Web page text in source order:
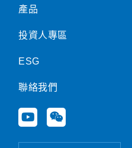
產品
投資人專區
ESG
聯絡我們
Y
o
W
e